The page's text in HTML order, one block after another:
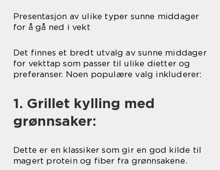
Presentasjon av ulike typer sunne middager
for å gå ned i vekt
Det finnes et bredt utvalg av sunne middager
for vekttap som passer til ulike dietter og
preferanser. Noen populære valg inkluderer:
1. Grillet kylling med
grønnsaker:
Dette er en klassiker som gir en god kilde til
magert protein og fiber fra grønnsakene.